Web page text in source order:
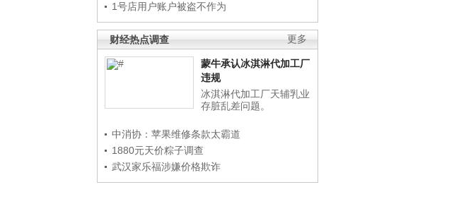
1号店用户账户被盗不作为
更多
财经热点调查
蒙牛承认冰淇淋代加工厂
违规
冰淇淋代加工厂天辅乳业
存脏乱差问题。
中消协：苹果维修条款太霸道
1880元天价粽子调查
武汉家乐福涉嫌价格欺诈